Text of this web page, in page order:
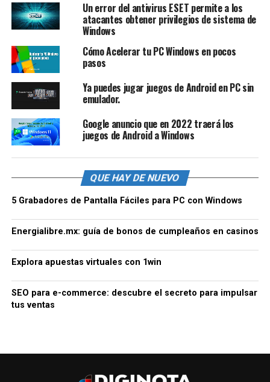
Un error del antivirus ESET permite a los
atacantes obtener privilegios de sistema de
Windows
Cómo Acelerar tu PC Windows en pocos
pasos
Ya puedes jugar juegos de Android en PC sin
emulador.
Google anuncio que en 2022 traerá los
juegos de Android a Windows
QUE HAY DE NUEVO
5 Grabadores de Pantalla Fáciles para PC con Windows
Energialibre.mx: guía de bonos de cumpleaños en casinos
Explora apuestas virtuales con 1win
SEO para e-commerce: descubre el secreto para impulsar
tus ventas